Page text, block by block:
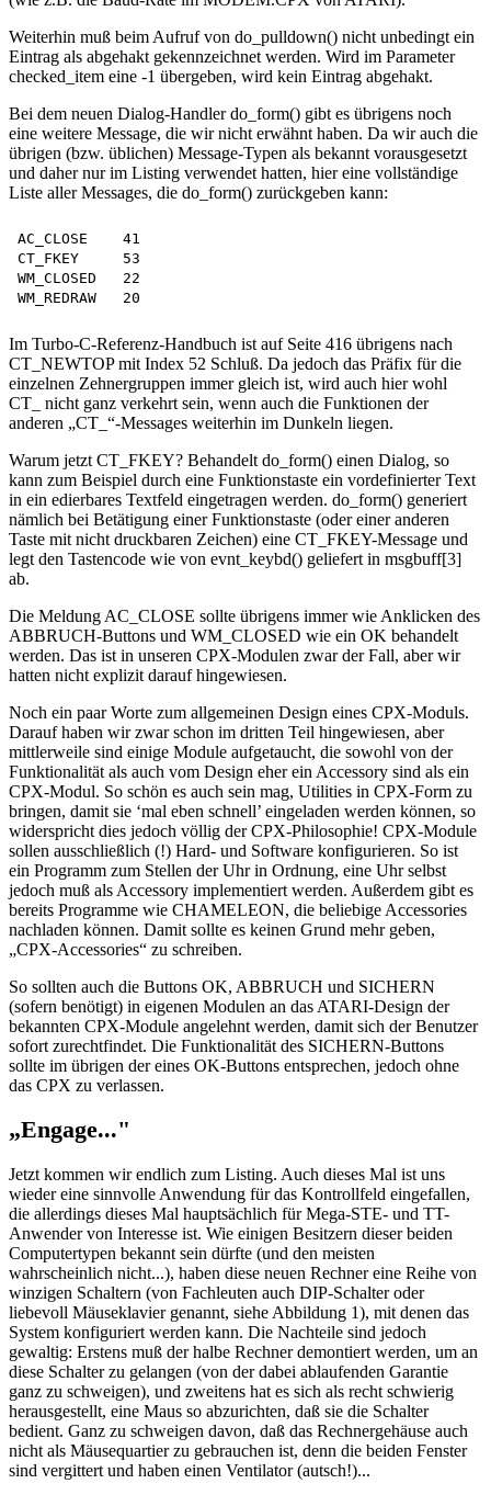
Weiterhin muß beim Aufruf von do_pulldown() nicht unbedingt ein
Eintrag als abgehakt gekennzeichnet werden. Wird im Parameter
checked_item eine -1 übergeben, wird kein Eintrag abgehakt.
Bei dem neuen Dialog-Handler do_form() gibt es übrigens noch
eine weitere Message, die wir nicht erwähnt haben. Da wir auch die
übrigen (bzw. üblichen) Message-Typen als bekannt vorausgesetzt
und daher nur im Listing verwendet hatten, hier eine vollständige
Liste aller Messages, die do_form() zurückgeben kann:
AC_CLOSE    41
CT_FKEY     53
WM_CLOSED   22
Im Turbo-C-Referenz-Handbuch ist auf Seite 416 übrigens nach
CT_NEWTOP mit Index 52 Schluß. Da jedoch das Präfix für die
einzelnen Zehnergruppen immer gleich ist, wird auch hier wohl
CT_ nicht ganz verkehrt sein, wenn auch die Funktionen der
anderen „CT_“-Messages weiterhin im Dunkeln liegen.
Warum jetzt CT_FKEY? Behandelt do_form() einen Dialog, so
kann zum Beispiel durch eine Funktionstaste ein vordefinierter Text
in ein edierbares Textfeld eingetragen werden. do_form() generiert
nämlich bei Betätigung einer Funktionstaste (oder einer anderen
Taste mit nicht druckbaren Zeichen) eine CT_FKEY-Message und
legt den Tastencode wie von evnt_keybd() geliefert in msgbuff[3]
ab.
Die Meldung AC_CLOSE sollte übrigens immer wie Anklicken des
ABBRUCH-Buttons und WM_CLOSED wie ein OK behandelt
werden. Das ist in unseren CPX-Modulen zwar der Fall, aber wir
hatten nicht explizit darauf hingewiesen.
Noch ein paar Worte zum allgemeinen Design eines CPX-Moduls.
Darauf haben wir zwar schon im dritten Teil hingewiesen, aber
mittlerweile sind einige Module aufgetaucht, die sowohl von der
Funktionalität als auch vom Design eher ein Accessory sind als ein
CPX-Modul. So schön es auch sein mag, Utilities in CPX-Form zu
bringen, damit sie ‘mal eben schnell’ eingeladen werden können, so
widerspricht dies jedoch völlig der CPX-Philosophie! CPX-Module
sollen ausschließlich (!) Hard- und Software konfigurieren. So ist
ein Programm zum Stellen der Uhr in Ordnung, eine Uhr selbst
jedoch muß als Accessory implementiert werden. Außerdem gibt es
bereits Programme wie CHAMELEON, die beliebige Accessories
nachladen können. Damit sollte es keinen Grund mehr geben,
„CPX-Accessories“ zu schreiben.
So sollten auch die Buttons OK, ABBRUCH und SICHERN
(sofern benötigt) in eigenen Modulen an das ATARI-Design der
bekannten CPX-Module angelehnt werden, damit sich der Benutzer
sofort zurechtfindet. Die Funktionalität des SICHERN-Buttons
sollte im übrigen der eines OK-Buttons entsprechen, jedoch ohne
das CPX zu verlassen.
„Engage..."
Jetzt kommen wir endlich zum Listing. Auch dieses Mal ist uns
wieder eine sinnvolle Anwendung für das Kontrollfeld eingefallen,
die allerdings dieses Mal hauptsächlich für Mega-STE- und TT-
Anwender von Interesse ist. Wie einigen Besitzern dieser beiden
Computertypen bekannt sein dürfte (und den meisten
wahrscheinlich nicht...), haben diese neuen Rechner eine Reihe von
winzigen Schaltern (von Fachleuten auch DIP-Schalter oder
liebevoll Mäuseklavier genannt, siehe Abbildung 1), mit denen das
System konfiguriert werden kann. Die Nachteile sind jedoch
gewaltig: Erstens muß der halbe Rechner demontiert werden, um an
diese Schalter zu gelangen (von der dabei ablaufenden Garantie
ganz zu schweigen), und zweitens hat es sich als recht schwierig
herausgestellt, eine Maus so abzurichten, daß sie die Schalter
bedient. Ganz zu schweigen davon, daß das Rechnergehäuse auch
nicht als Mäusequartier zu gebrauchen ist, denn die beiden Fenster
sind vergittert und haben einen Ventilator (autsch!)...